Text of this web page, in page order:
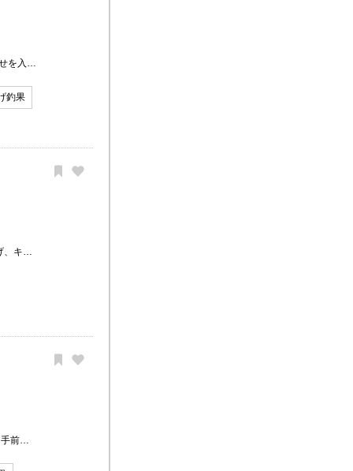
を入…
釣果
、キ…
手前…